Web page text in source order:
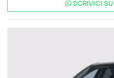
SCRIVICI SU